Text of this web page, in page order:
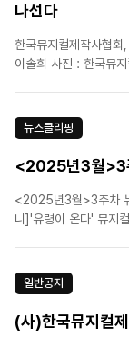
나선다
한국뮤지컬제작사협
이솔희 사진 : 한국뮤
지난 26일 법무법인 ..
뉴스클리핑
<2025년3월>3
<2025년3월>3주차
니]'유령이 온다' 뮤지
그’ 다섯번째 시즌….조
일반공지
(사)한국뮤지컬